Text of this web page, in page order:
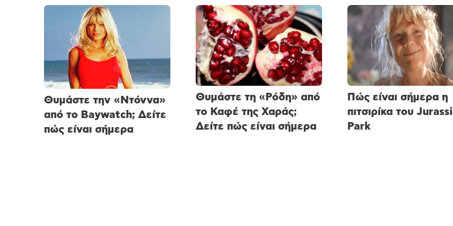
Θυμάστε την «Ντόννα»
από το Baywatch; Δείτε
πώς είναι σήμερα
Θυμάστε τη «Ρόδη» από
το Καφέ της Χαράς;
Δείτε πώς είναι σήμερα
Πώς είναι σήμερα η
πιτσιρίκα του
Park